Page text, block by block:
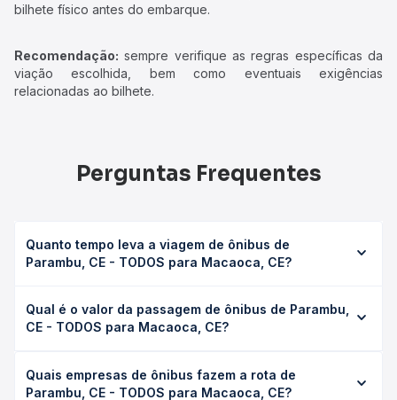
bilhete físico antes do embarque.
Recomendação: sempre verifique as regras específicas da
viação escolhida, bem como eventuais exigências
relacionadas ao bilhete.
Perguntas Frequentes
Quanto tempo leva a viagem de ônibus de
Parambu, CE - TODOS para Macaoca, CE?
Macaoca, CE leva em média 4h 9min, podendo variar
conforme a viação, o tipo de serviço (convencional,
duração exata de cada opção na data desejada.
Qual é o valor da passagem de ônibus de Parambu,
CE - TODOS para Macaoca, CE?
TODOS para Macaoca, CE custa em média R$ 54,99 e
varia conforme a data da viagem, a empresa, o tipo de
Quais empresas de ônibus fazem a rota de
Parambu, CE - TODOS para Macaoca, CE?